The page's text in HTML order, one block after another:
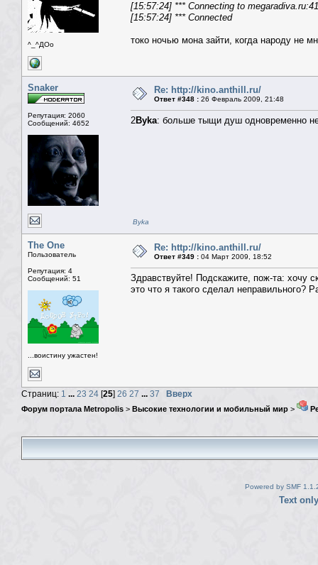
^_^ДОо
[15:57:24] *** Connecting to
[15:57:24] *** Connected
токо ночью мона зайти, когда народу не
Snaker
Репутация: 2060
Сообщений: 4652
Re: http://kino.anthill.ru/
Ответ #348 : 26 Февраль 2009, 21:48
2Byka: больше тыщи душ одновременно
Byka
The One
Пользователь
Репутация: 4
Сообщений: 51
...воистину ужастен!
Re: http://kino.anthill.ru/
Ответ #349 : 04 Март 2009, 18:52
Здравствуйте! Подскажите, пож-та: хочу
это что я такого сделал неправильного?
Страниц: 1 ... 23 24 [25] 26 27 ... 37 Вверх
Форум портала Metropolis > Высокие технологии и мобильный мир >
Powered by SMF
Text